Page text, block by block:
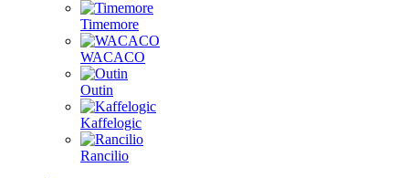
Timemore
WACACO
Outin
Kaffelogic
Rancilio